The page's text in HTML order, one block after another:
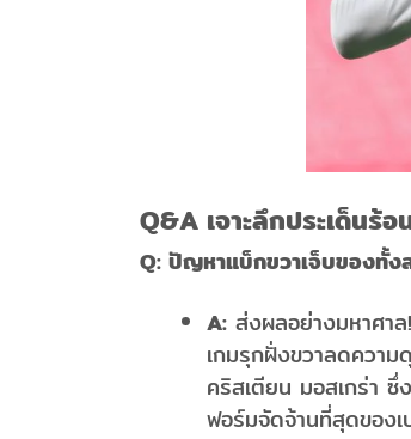
Q&A เจาะลึกประเด็นร้
Q: ปัญหาแบ็กขวาเจ็บของทั้ง
A: ส่งผลอย่างมหาศาล
เกมรุกฝั่งขวาลดควา
คริสเตียน มอสเกร่า
ฟอร์มจัดจ้านที่สุดของเ